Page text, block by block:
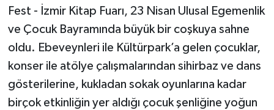
Fest - İzmir Kitap Fuarı, 23 Nisan Ulusal Egemenlik
ve Çocuk Bayramında büyük bir coşkuya sahne
oldu. Ebeveynleri ile Kültürpark’a gelen çocuklar,
konser ile atölye çalışmalarından sihirbaz ve dans
gösterilerine, kukladan sokak oyunlarına kadar
birçok etkinliğin yer aldığı çocuk şenliğine yoğun